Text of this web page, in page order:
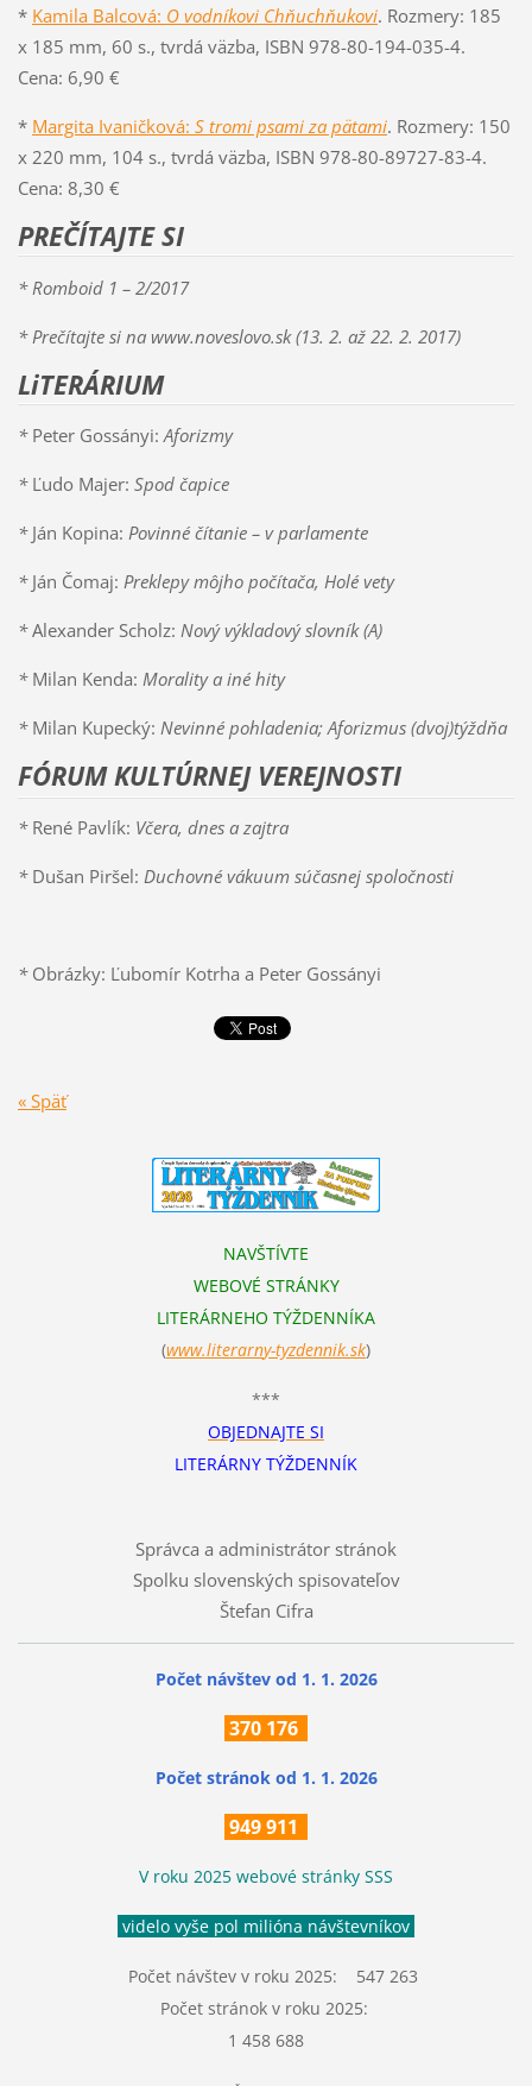
* Kamila Balcová: O vodníkovi Chňuchňukovi. Rozmery: 185
x 185 mm, 60 s., tvrdá väzba, ISBN 978-80-194-035-4.
Cena: 6,90 €
* Margita Ivaničková: S tromi psami za pätami. Rozmery: 150
x 220 mm, 104 s., tvrdá väzba, ISBN 978-80-89727-83-4.
Cena: 8,30 €
PREČÍTAJTE SI
* Romboid 1 – 2/2017
* Prečítajte si na www.noveslovo.sk (13. 2. až 22. 2. 2017)
LiTERÁRIUM
* Peter Gossányi: Aforizmy
* Ľudo Majer: Spod čapice
* Ján Kopina: Povinné čítanie – v parlamente
* Ján Čomaj: Preklepy môjho počítača, Holé vety
*Alexander Scholz: Nový výkladový slovník (A)
* Milan Kenda: Morality a iné hity
* Milan Kupecký: Nevinné pohladenia; Aforizmus (dvoj)týždňa
FÓRUM KULTÚRNEJ VEREJNOSTI
* René Pavlík: Včera, dnes a zajtra
* Dušan Piršel: Duchovné vákuum súčasnej spoločnosti
* Obrázky: Ľubomír Kotrha a Peter Gossányi
« Späť
NAVŠTÍVTE
WEBOVÉ STRÁNKY
LITERÁRNEHO TÝŽDENNÍKA
(www.literarny-tyzdennik.sk)
***
OBJEDNAJTE SI
LITERÁRNY TÝŽDENNÍK
Správca a administrátor stránok
Spolku slovenských spisovateľov
Štefan Cifra
Počet návštev od 1. 1. 2026
370 176
Počet stránok od 1. 1. 2026
949 911
V roku 2025 webové stránky SSS
videlo vyše pol milióna návštevníkov
Počet návštev v roku 2025: 547 263
Počet stránok v roku 2025:
1 458 688